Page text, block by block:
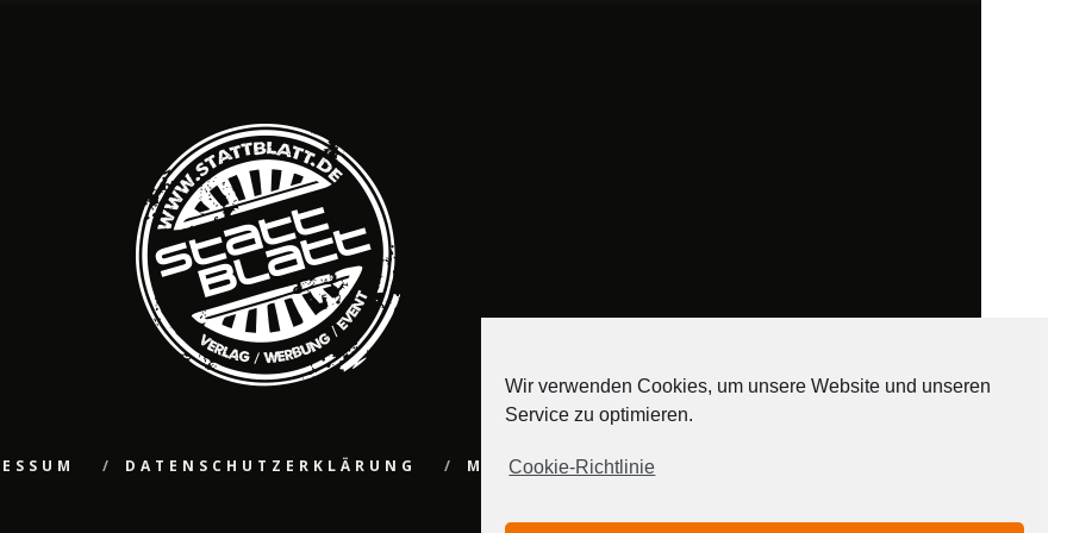
DATENSCHUTZERKLÄRUNG MEDIADATEN
Wir verwenden Cookies, um unsere Website und unseren
Service zu optimieren.
Cookie-Richtlinie